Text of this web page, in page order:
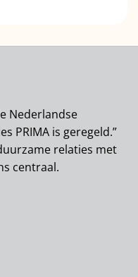
Nederlandse
PRIMA is geregeld.”
relaties met
centraal.